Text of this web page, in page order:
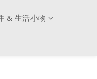
& 生活小物